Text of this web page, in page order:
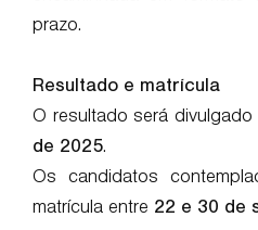
prazo.
Resultado e matrícula
O resultado será divulgado
de 2025.
Os candidatos
matrícula entre 22 e 30 de